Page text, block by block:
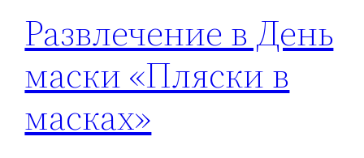
Развлечение в День
маски «Пляски в
масках»